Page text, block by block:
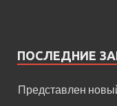
ПОСЛЕДНИЕ
Представлен